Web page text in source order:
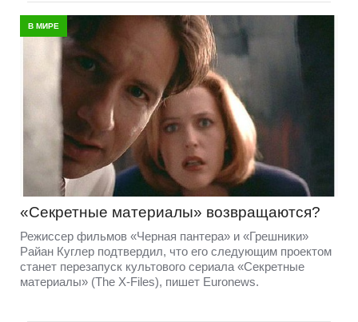
В МИРЕ
«Секретные материалы» возвращаются?
Режиссер фильмов «Черная пантера» и «Грешники»
Райан Куглер подтвердил, что его следующим проектом
станет перезапуск культового сериала «Секретные
материалы» (The X-Files), пишет Euronews.